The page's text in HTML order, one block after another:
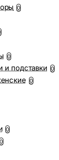
0
0
и подставки 0
0
0